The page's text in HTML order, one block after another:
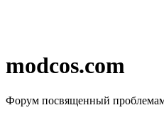
modcos.com
Форум посвященный